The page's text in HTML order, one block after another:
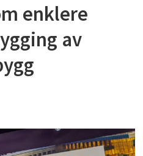
enklere
av